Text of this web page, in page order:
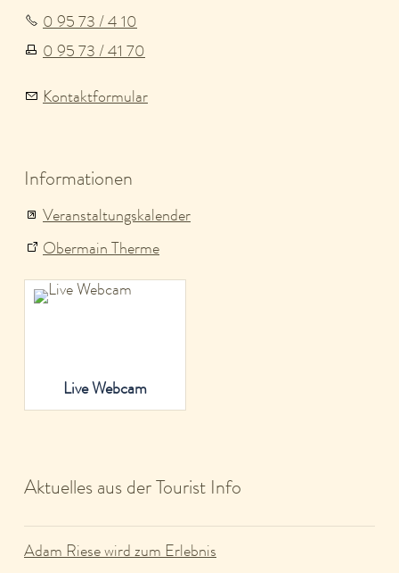
0 95 73 / 4 10
0 95 73 / 41 70
Kontaktformular
Informationen
Veranstaltungskalender
Obermain Therme
Live Webcam
Aktuelles aus der Tourist Info
Adam Riese wird zum Erlebnis